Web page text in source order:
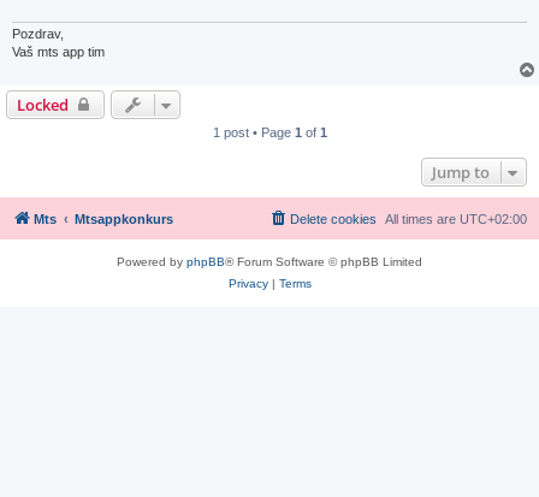
Pozdrav,
Vaš mts app tim
Locked
1 post • Page 1 of 1
Jump to
Mts Mtsappkonkurs All times are UTC+02:00
Delete cookies
Powered by phpBB® Forum Software © phpBB Limited
Privacy| Terms